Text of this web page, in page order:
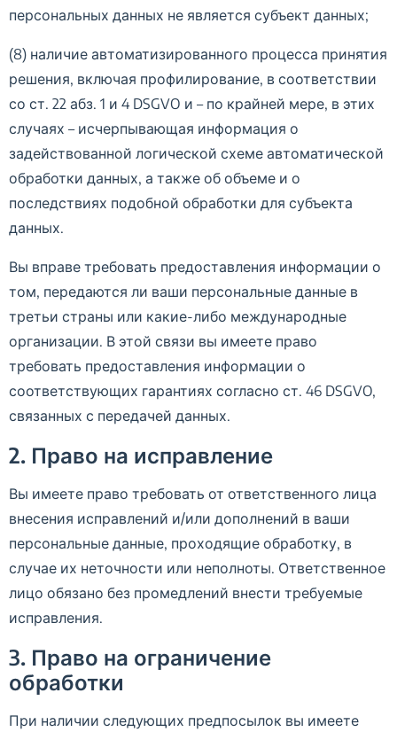
персональных данных не является субъект данных;
(8) наличие автоматизированного процесса принятия
решения, включая профилирование, в соответствии
со ст. 22 абз. 1 и 4 DSGVO и – по крайней мере, в этих
случаях – исчерпывающая информация о
задействованной логической схеме автоматической
обработки данных, а также об объеме и о
последствиях подобной обработки для субъекта
данных.
Вы вправе требовать предоставления информации о
том, передаются ли ваши персональные данные в
третьи страны или какие-либо международные
организации. В этой связи вы имеете право
требовать предоставления информации о
соответствующих гарантиях согласно ст. 46 DSGVO,
связанных с передачей данных.
2. Право на исправление
Вы имеете право требовать от ответственного лица
внесения исправлений и/или дополнений в ваши
персональные данные, проходящие обработку, в
случае их неточности или неполноты. Ответственное
лицо обязано без промедлений внести требуемые
исправления.
3. Право на ограничение
обработки
При наличии следующих предпосылок вы имеете